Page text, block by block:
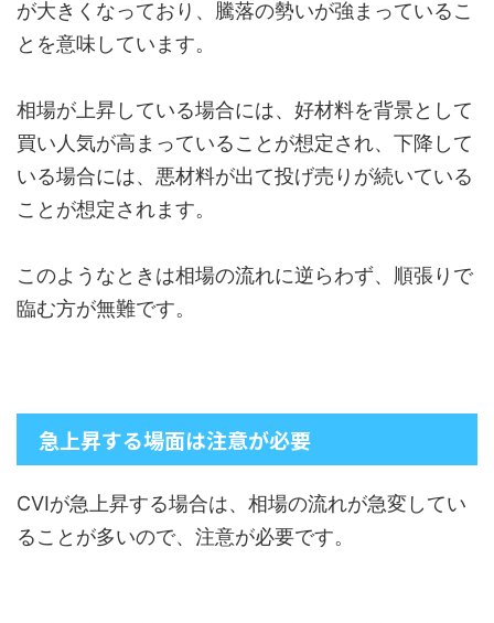
が大きくなっており、騰落の勢いが強まっているこ
とを意味しています。
相場が上昇している場合には、好材料を背景として
買い人気が高まっていることが想定され、下降して
いる場合には、悪材料が出て投げ売りが続いている
ことが想定されます。
このようなときは相場の流れに逆らわず、順張りで
臨む方が無難です。
急上昇する場面は注意が必要
CVIが急上昇する場合は、相場の流れが急変してい
ることが多いので、注意が必要です。